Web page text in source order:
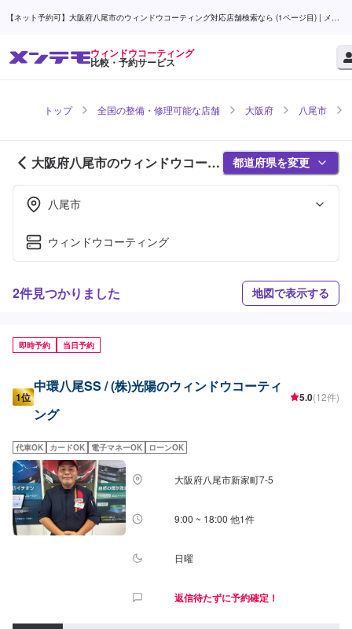
【ネット予約可】大阪府八尾市のウィンドウコーティング対応店舗検索なら (1ページ目) | メン
ウィンドウコーティング
比較・予約サービス
トップ 全国の整備・修理可能な店舗 大阪府 八尾市
大阪府八尾市のウィンドウコーテ
ィング対応店舗紹介 (1ページ目)
都道府県を変更
八尾市
ウィンドウコーティング
2件見つかりました 地図で表示する
即時予約 当日予約
1位
中環八尾SS / (株)光陽のウィンドウコーティ
ング
5.0(12件)
代車OK カードOK 電子マネーOK ローンOK
大阪府八尾市新家町7-5
9:00 ~ 18:00 他1件
日曜
返信待たずに予約確定！